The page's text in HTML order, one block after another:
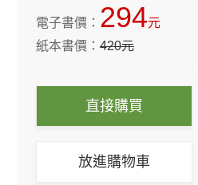
電子書價： 294元
紙本書價：420元
直接購買
放進購物車